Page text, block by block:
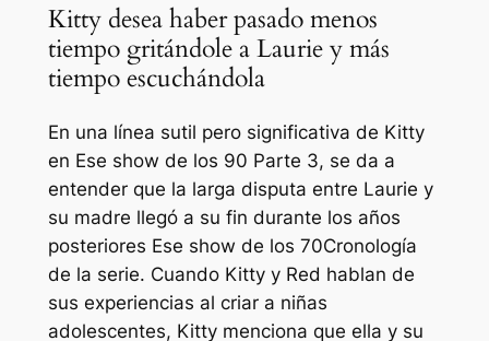
Kitty desea haber pasado menos
tiempo gritándole a Laurie y más
tiempo escuchándola
En una línea sutil pero significativa de Kitty
en Ese show de los 90 Parte 3, se da a
entender que la larga disputa entre Laurie y
su madre llegó a su fin durante los años
posteriores Ese show de los 70Cronología
de la serie. Cuando Kitty y Red hablan de
sus experiencias al criar a niñas
adolescentes, Kitty menciona que ella y su